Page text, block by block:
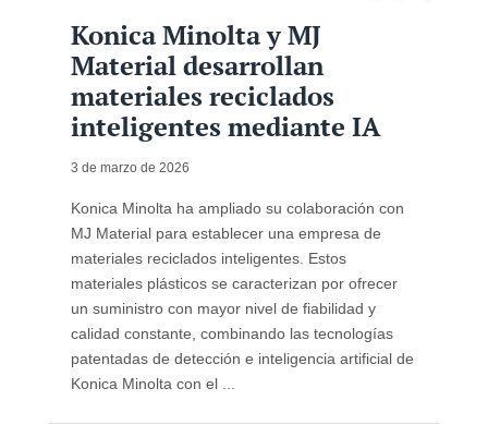
Konica Minolta y MJ
Material desarrollan
materiales reciclados
inteligentes mediante IA
3 de marzo de 2026
Konica Minolta ha ampliado su colaboración con
MJ Material para establecer una empresa de
materiales reciclados inteligentes. Estos
materiales plásticos se caracterizan por ofrecer
un suministro con mayor nivel de fiabilidad y
calidad constante, combinando las tecnologías
patentadas de detección e inteligencia artificial de
Konica Minolta con el ...